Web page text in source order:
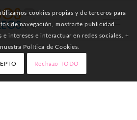
cookies propias y de terceros para
de navegación, mostrarte publicidad
intereses e interactuar en redes sociales. +
nuestra Política de Cookies.
Rechazo TODO